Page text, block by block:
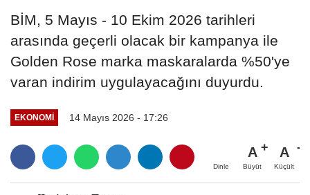
BİM, 5 Mayıs - 10 Ekim 2026 tarihleri
arasında geçerli olacak bir kampanya ile
Golden Rose marka maskaralarda %50'ye
varan indirim uygulayacağını duyurdu.
EKONOMI 14 Mayıs 2026 - 17:26
Dinle
A
Büyüt
A
Küçült